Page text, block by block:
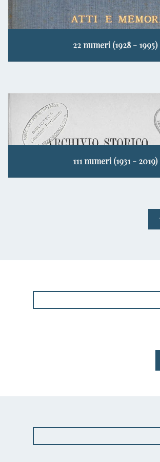
22 numeri (1928 - 1995)
111 numeri (1931 - 2019)